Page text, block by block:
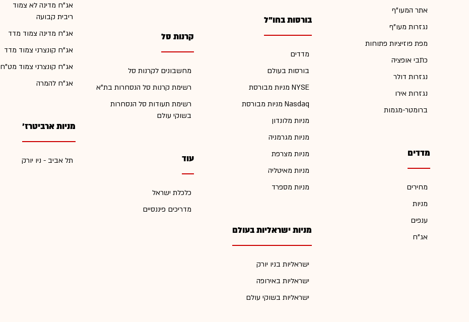
אתר המעו"ף
נגזרות מעו"ף
מפת פוזיציות פתוחות
כתבי אופציה
נגזרות דולר
נגזרות אירו
ברומטר-מגמות
מדדים
מחירים
מניות
ענפים
אג"ח
בורסות בחו"ל
מדדים
בורסות בעולם
מניות מבורסת NYSE
מניות מבורסת Nasdaq
מניות מלונדון
מניות מגרמניה
מניות מצרפת
מניות מאיטליה
מניות מספרד
מניות ישראליות בעולם
ישראליות בניו יורק
ישראליות באירופה
ישראליות בשוקי עולם
קרנות סל
מחשבונים לקרנות סל
רשימת קרנות סל הנסחרות בת"א
רשימת תעודות סל הנסחרות
בשוקי עולם
עוד
כלכלת ישראל
מדריכים פיננסיים
אג"ח מדינה לא צמוד
ריבית קבועה
אג"ח מדינה צמוד מדד
אג"ח קונצרני צמוד מדד
אג"ח קונצרני צמוד מט"ח
אג"ח להמרה
מניות ארביטרז'
תל אביב - ניו יורק